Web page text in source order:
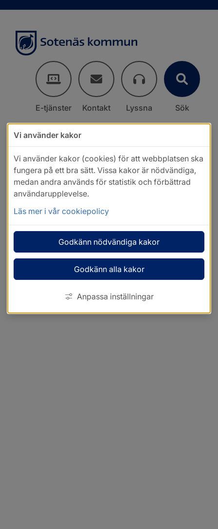
E-tjänster Kontakt Lyssna Sök
Vi använder kakor
Vi använder kakor (cookies) för att webbplatsen ska
fungera på ett bra sätt. Vissa kakor är nödvändiga,
medan andra används för statistik och förbättrad
användarupplevelse.
Läs mer i vår cookiepolicy
Godkänn nödvändiga kakor
Godkänn alla kakor
Anpassa inställningar